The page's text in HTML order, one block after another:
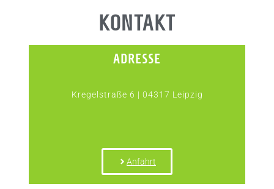
KONTAKT
ADRESSE
Kregelstraße 6 | 04317 Leipzig
Anfahrt